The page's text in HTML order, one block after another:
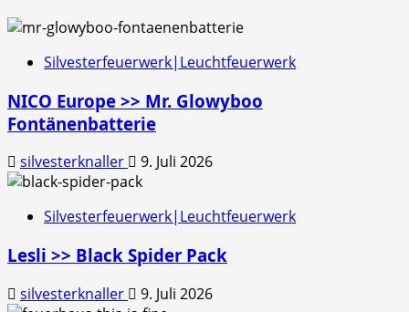
Silvesterfeuerwerk|Leuchtfeuerwerk
NICO Europe >> Mr. Glowyboo
Fontänenbatterie
silvesterknaller 9. Juli 2026
Silvesterfeuerwerk|Leuchtfeuerwerk
Lesli >> Black Spider Pack
silvesterknaller 9. Juli 2026